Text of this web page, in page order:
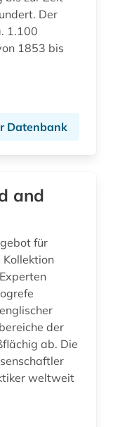
deutschland &lt;ddr, motiv&gt; (1)
Der
1.100
1853 bis
Datenbank
and
für
Kollektion
der
ab. Die
weltweit